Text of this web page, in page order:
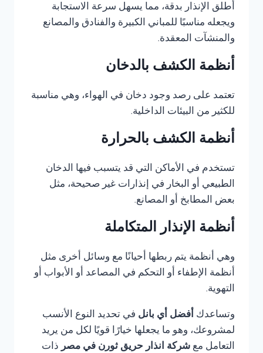
أطلق الإنذار بدقة، مما يسهل سرعة الاستجابة
ويجعله مناسبًا للمباني الكبيرة والفنادق والمصانع
والمنشآت المعقدة.
أنظمة الكشف بالدخان
تعتمد على رصد وجود دخان في الهواء، وهي مناسبة
للكثير من البيئات الداخلية.
أنظمة الكشف بالحرارة
تستخدم في الأماكن التي قد يتسبب فيها الدخان
الطبيعي أو البخار في إنذارات غير صحيحة، مثل
بعض المطابخ أو المصانع.
أنظمة الإنذار المتكاملة
وهي أنظمة يتم ربطها أحيانًا مع وسائل أخرى مثل
أنظمة الإطفاء أو التحكم في المصاعد أو الأبواب أو
التهوية.
وتساعدك أفضل أي بانل في تحديد النوع الأنسب
لمشروعك، وهو ما يجعلها خيارًا قويًا لكل من يريد
التعامل مع شركة انذار حريق ثورن في مصر ذات